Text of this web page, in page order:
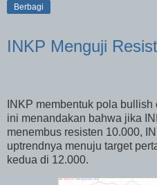
Berbagi
INKP Menguji
INKP membentuk pola
ini menandakan bahwa jika
menembus resisten 10.000,
uptrendnya menuju target
kedua di 12.000.